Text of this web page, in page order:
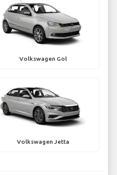
Volkswagen Gol
Volkswagen Jetta